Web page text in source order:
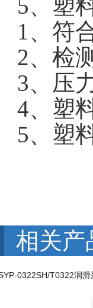
5、塑
1、符
2、检
3、压
4、塑
5、塑
相关产